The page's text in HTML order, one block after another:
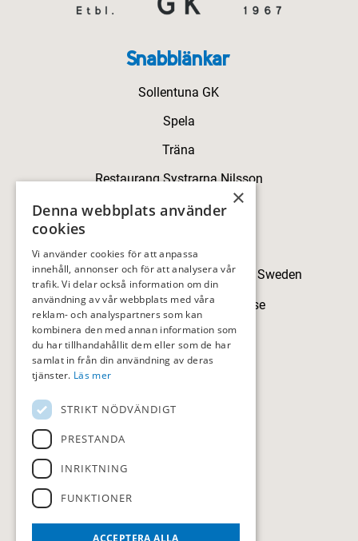
Snabblänkar
Sollentuna GK
Spela
Träna
Restaurang Systrarna Nilsson
Kontakt
Skillingegården, 192 77 Sollentuna, Sweden
sollentunagk@sollentunagk.se
08-594 709 90
HITTA HIT
×
Denna webbplats använder
cookies
Vi använder cookies för att anpassa
innehåll, annonser och för att analysera vår
trafik. Vi delar också information om din
användning av vår webbplats med våra
reklam- och analyspartners som kan
kombinera den med annan information som
du har tillhandahållit dem eller som de har
samlat in från din användning av deras
tjänster. Läs mer
STRIKT NÖDVÄNDIGT
PRESTANDA
INRIKTNING
FUNKTIONER
ACCEPTERA ALLA